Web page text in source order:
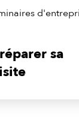
sa